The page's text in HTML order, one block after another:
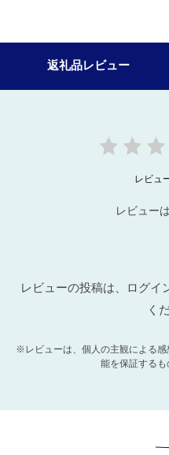
返礼品レビュー
レビュ
レビュー
レビューの投稿は、ログイ
く
※レビューは、個人の主観による
能を保証するも